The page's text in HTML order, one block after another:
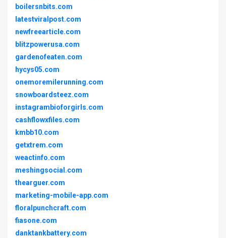
boilersnbits.com
latestviralpost.com
newfreearticle.com
blitzpowerusa.com
gardenofeaten.com
hycys05.com
onemoremilerunning.com
snowboardsteez.com
instagrambioforgirls.com
cashflowxfiles.com
kmbb10.com
getxtrem.com
weactinfo.com
meshingsocial.com
thearguer.com
marketing-mobile-app.com
floralpunchcraft.com
fiasone.com
danktankbattery.com